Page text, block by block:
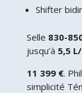
Shifter
Selle 830-
jusqu’à 5,5
11 399 €.
simplicité